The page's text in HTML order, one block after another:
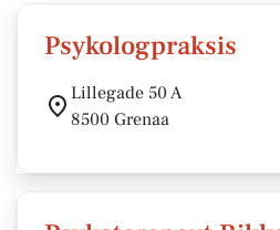
Psykologpraksis
Lillegade 50 A
8500 Grenaa